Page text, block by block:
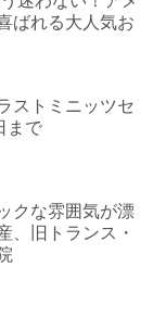
ばれる大人気お
ストミニッツセ
まで
クな雰囲気が漂
、旧トランス・